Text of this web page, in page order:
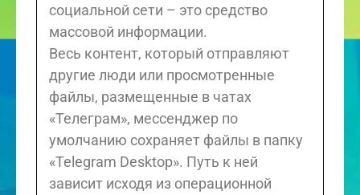
социальной сети – это средство
массовой информации.
Весь контент, который отправляют
другие люди или просмотренные
файлы, размещенные в чатах
«Телеграм», мессенджер по
умолчанию сохраняет файлы в папку
«Telegram Desktop». Путь к ней
зависит исходя из операционной